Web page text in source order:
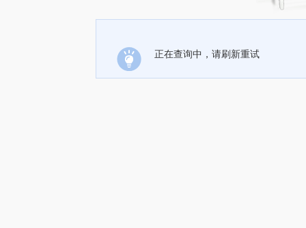
正在查询中，请刷新重试